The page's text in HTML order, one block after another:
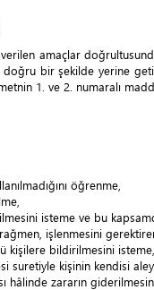
amaçlar
bir şekilde yerine
1. ve 2. numaralı
öğrenme,
isteme ve bu
işlenmesini
kişilere bildirilmesini isteme,
suretiyle kişinin kendisi
hâlinde zararın